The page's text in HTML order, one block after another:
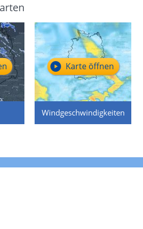
Windgeschwindigkeiten
Karte öffnen